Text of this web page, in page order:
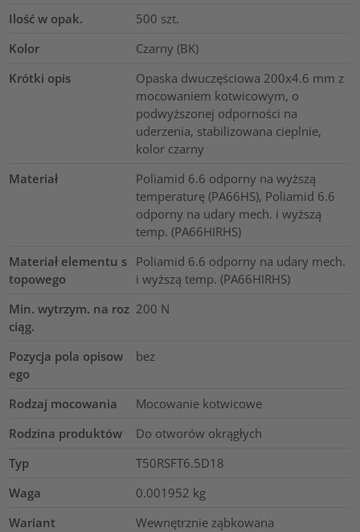
Ilość w opak.
500 szt.
Kolor
Czarny (BK)
Krótki opis
Opaska dwuczęściowa 200x4.6 mm z
mocowaniem kotwicowym, o
podwyższonej odporności na
uderzenia, stabilizowana cieplnie,
kolor czarny
Materiał
Poliamid 6.6 odporny na wyższą
temperaturę (PA66HS), Poliamid 6.6
odporny na udary mech. i wyższą
temp. (PA66HIRHS)
Materiał elementu s
topowego
Poliamid 6.6 odporny na udary mech.
i wyższą temp. (PA66HIRHS)
Min. wytrzym. na roz
ciąg.
200 N
Pozycja pola opisow
ego
bez
Rodzaj mocowania
Mocowanie kotwicowe
Rodzina produktów
Do otworów okrągłych
Typ
T50RSFT6.5D18
Waga
0.001952 kg
Wariant
Wewnętrznie ząbkowana